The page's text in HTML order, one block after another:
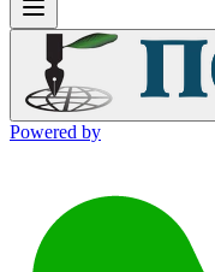
Powered by